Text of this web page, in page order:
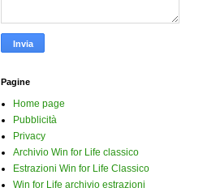
Pagine
Home page
Pubblicità
Privacy
Archivio Win for Life classico
Estrazioni Win for Life Classico
Win for Life archivio estrazioni